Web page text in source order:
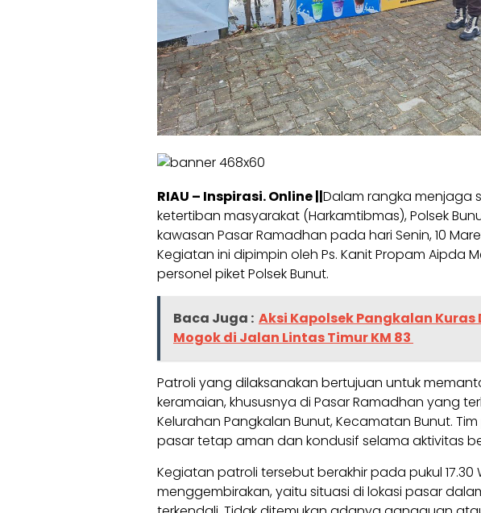
RIAU – Inspirasi. Online ||Dalam rangka menjaga
ketertiban masyarakat (Harkamtibmas), Polsek
kawasan Pasar Ramadhan pada hari Senin, 10
Kegiatan ini dipimpin oleh Ps. Kanit Propam Aipda
personel piket Polsek Bunut.
Baca Juga : Aksi Kapolsek Pangkalan
Mogok di Jalan Lintas Timur KM 83
Patroli yang dilaksanakan bertujuan untuk
keramaian, khususnya di Pasar Ramadhan yang
Kelurahan Pangkalan Bunut, Kecamatan Bunut.
pasar tetap aman dan kondusif selama aktivitas
Kegiatan patroli tersebut berakhir pada pukul 17.30
menggembirakan, yaitu situasi di lokasi pasar